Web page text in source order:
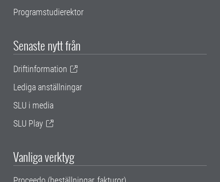
Programstudierektor
Senaste nytt från
Driftinformation
Lediga anställningar
SLU i media
SLU Play
Vanliga verktyg